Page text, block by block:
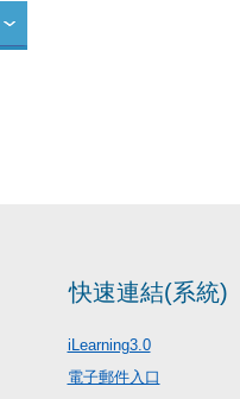
快速連結(系統)
iLearning3.0
電子郵件入口